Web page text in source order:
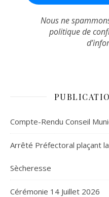
Nous ne
politique de
Compte-Rendu Conseil
Arrêté Préfectoral plaçant
Sècheresse
Cérémonie 14 Juillet 2026